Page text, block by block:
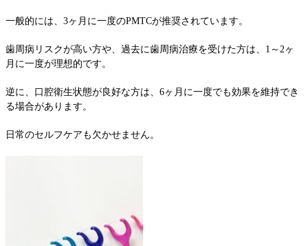
一般的には、3ヶ月に一度のPMTCが推奨されています。
歯周病リスクが高い方や、過去に歯周病治療を受けた方は、1～2ヶ
月に一度が理想的です。
逆に、口腔衛生状態が良好な方は、6ヶ月に一度でも効果を維持でき
る場合があります。
日常のセルフケアも欠かせません。